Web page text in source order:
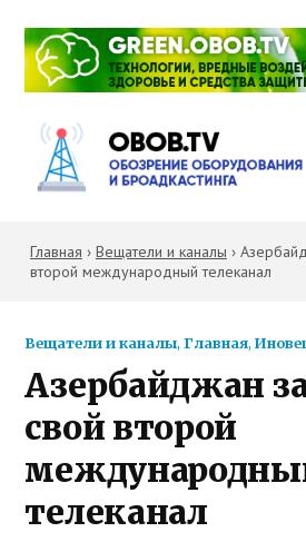
Главная › Вещатели и каналы ›
второй международный телеканал
Вещатели и каналы,Главная,
Азербайджан
свой второй
телеканал